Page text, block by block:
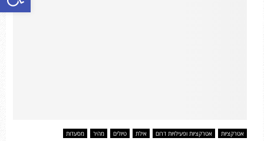
אטרקציות אטרקציות ופעילויות דרום אילת טיולים מהיר מסעדות